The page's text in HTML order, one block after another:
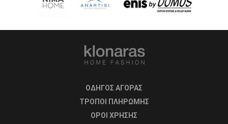
ΟΔΗΓΟΣ ΑΓΟΡΑΣ
ΤΡΟΠΟΙ ΠΛΗΡΩΜΗΣ
OΡΟΙ ΧΡΗΣΗΣ